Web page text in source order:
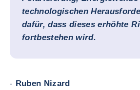
technologischen
dafür, dass dieses erhöhte
fortbestehen wird.
- Ruben Nizard